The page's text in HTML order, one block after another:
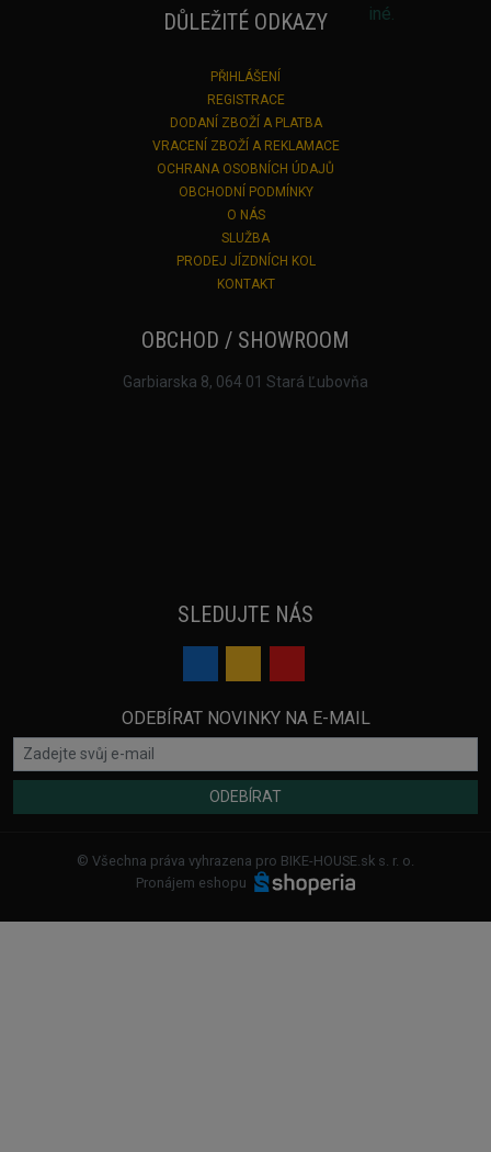
DŮLEŽITÉ ODKAZY
PŘIHLÁŠENÍ
REGISTRACE
DODANÍ ZBOŽÍ A PLATBA
VRACENÍ ZBOŽÍ A REKLAMACE
OCHRANA OSOBNÍCH ÚDAJŮ
OBCHODNÍ PODMÍNKY
O NÁS
SLUŽBA
PRODEJ JÍZDNÍCH KOL
KONTAKT
OBCHOD / SHOWROOM
Garbiarska 8, 064 01 Stará Ľubovňa
SLEDUJTE NÁS
ODEBÍRAT NOVINKY NA E-MAIL
ODEBÍRAT
© Všechna práva vyhrazena pro BIKE-HOUSE.sk s. r. o.
Pronájem eshopu